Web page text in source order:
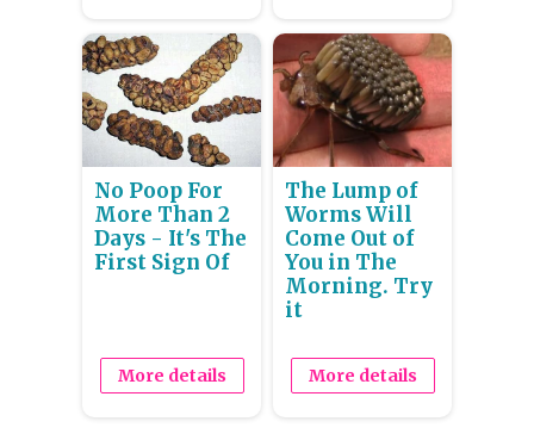
No Poop For
More Than 2
Days - It's The
First Sign Of
More details
The Lump of
Worms Will
Come Out of
You in The
Morning. Try
it
More details